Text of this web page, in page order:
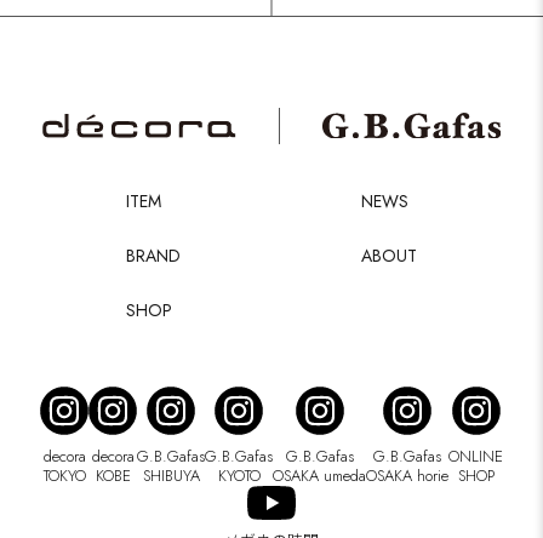
ITEM
BRAND
SHOP
NEWS
ABOUT
decora
TOKYO
decora
KOBE
G.B.Gafas
SHIBUYA
G.B.Gafas
KYOTO
G.B.Gafas
OSAKA umeda
G.B.Gafas
OSAKA horie
ONLINE
SHOP